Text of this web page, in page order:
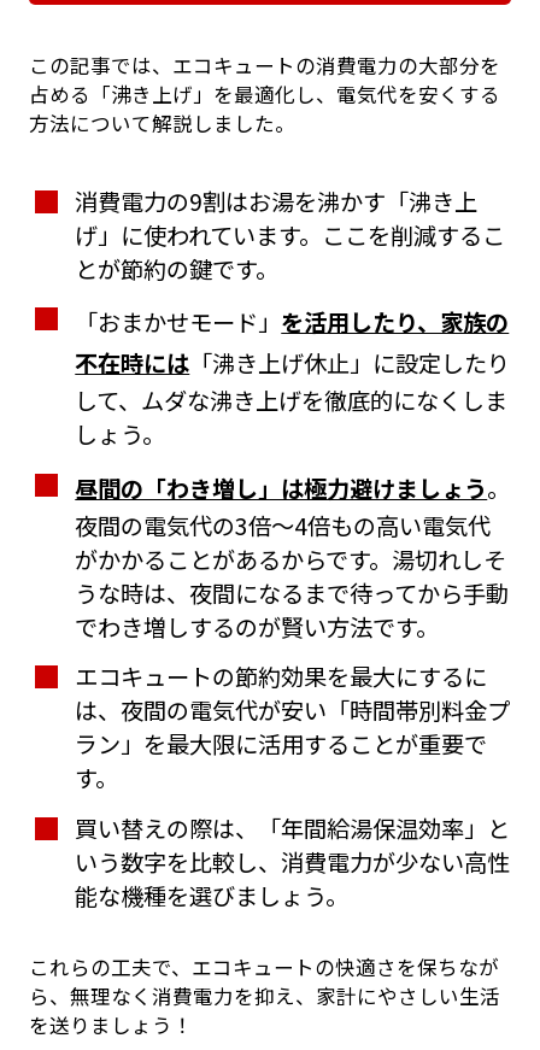
この記事では、エコキュートの消費電力の大部分を
占める「沸き上げ」を最適化し、電気代を安くする
方法について解説しました。
消費電力の9割はお湯を沸かす「沸き上
げ」に使われています。ここを削減するこ
とが節約の鍵です。
「おまかせモード」 を活用したり、家族の
不在時には 「沸き上げ休止」に設定したり
して、ムダな沸き上げを徹底的になくしま
しょう。
昼間の「わき増し」は極力避けましょう。
夜間の電気代の3倍〜4倍もの高い電気代
がかかることがあるからです。湯切れしそ
うな時は、夜間になるまで待ってから手動
でわき増しするのが賢い方法です。
エコキュートの節約効果を最大にするに
は、夜間の電気代が安い「時間帯別料金プ
ラン」を最大限に活用することが重要で
す。
買い替えの際は、「年間給湯保温効率」と
いう数字を比較し、消費電力が少ない高性
能な機種を選びましょう。
これらの工夫で、エコキュートの快適さを保ちなが
ら、無理なく消費電力を抑え、家計にやさしい生活
を送りましょう！